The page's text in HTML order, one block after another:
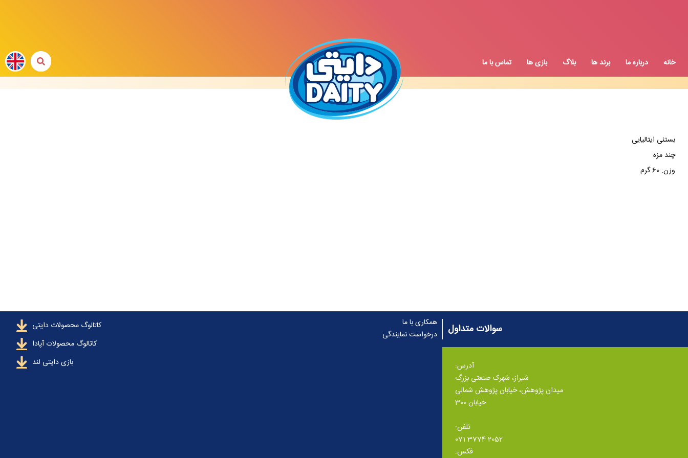
خانه درباره ما برند ها بلاگ بازی ها تماس با ما
بستنی ایتالیایی
چند مزه
وزن: 60 گرم
سوالات متداول
آدرس:
شیراز، شهرک صنعتی بزرگ
میدان پژوهش، خیابان پژوهش شمالی
خیابان 300
تلفن:
071 3774 2052
فکس:
همکاری با ما
درخواست نمایندگی
کاتالوگ محصولات دایتی
کاتالوگ محصولات آپادا
بازی دایتی لند